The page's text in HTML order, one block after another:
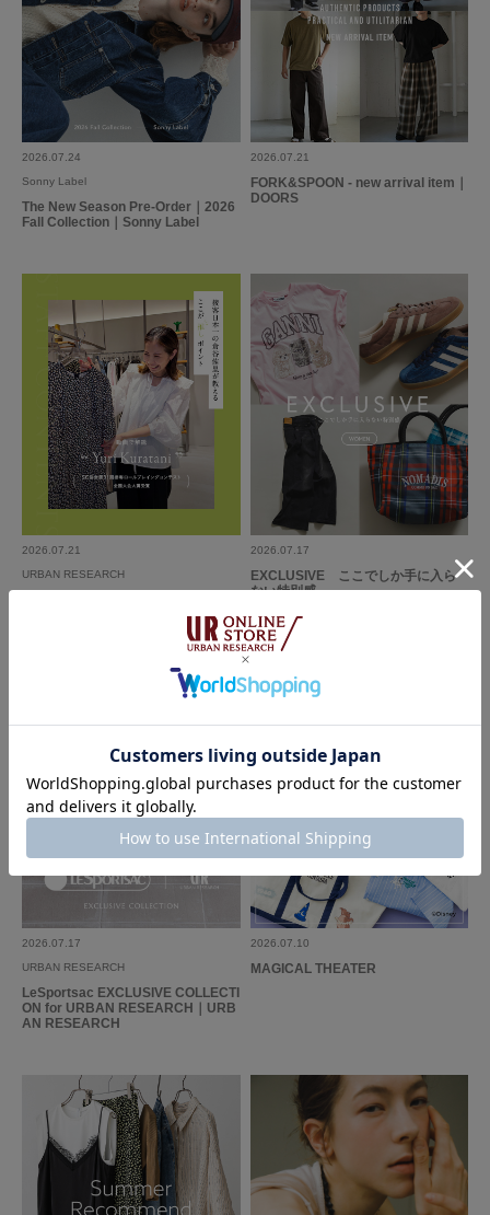
2026.07.24
Sonny Label
The New Season Pre-Order｜2026
Fall Collection｜Sonny Label
2026.07.21
FORK&SPOON - new arrival item｜
DOORS
2026.07.21
URBAN RESEARCH
2026.07.17
EXCLUSIVE ここでしか手に入ら
ない特別感
2026.07.17
URBAN RESEARCH
LeSportsac EXCLUSIVE COLLECTI
ON for URBAN RESEARCH｜URB
AN RESEARCH
2026.07.10
MAGICAL THEATER